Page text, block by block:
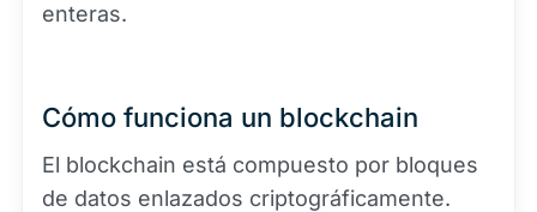
enteras.
Cómo funciona un blockchain
El blockchain está compuesto por bloques
de datos enlazados criptográficamente.